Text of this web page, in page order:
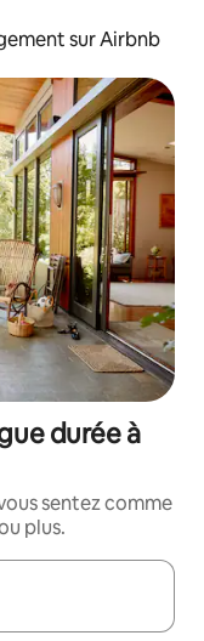
sur Airbnb
durée à
sentez comme
plus.
les flèches vers le